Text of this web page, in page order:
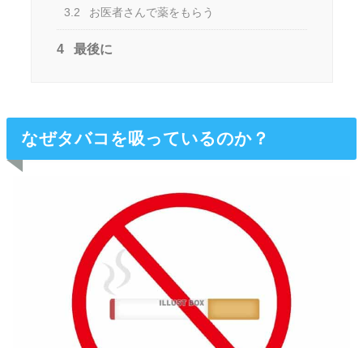
3.2 お医者さんで薬をもらう
4 最後に
なぜタバコを吸っているのか？